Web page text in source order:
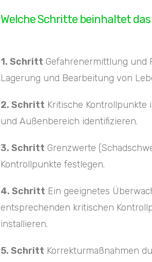
Welche Schritte beinhaltet das
1. Schritt Gefahrenermittlung und
Lagerung und Bearbeitung von
2. Schritt Kritische
und Außenbereich identifizieren.
3. Schritt Grenzwerte
Kontrollpunkte festlegen.
4. Schritt Ein geeignetes
entsprechenden kritischen
installieren.
5. Schritt Korrekturmaßnahmen